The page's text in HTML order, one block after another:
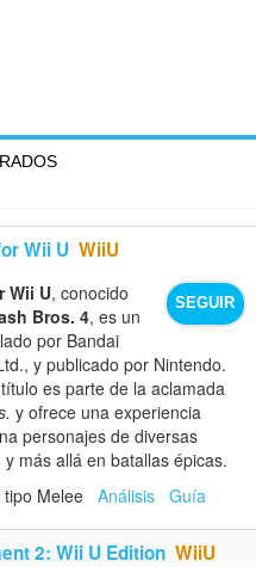
Wii U WiiU
SEGUIR
Wii U, conocido
Bros. 4, es un
por Bandai
y publicado por Nintendo.
es parte de la aclamada
y ofrece una experiencia
personajes de diversas
más allá en batallas épicas.
tipo Melee Análisis Guía
2: Wii U Edition WiiU